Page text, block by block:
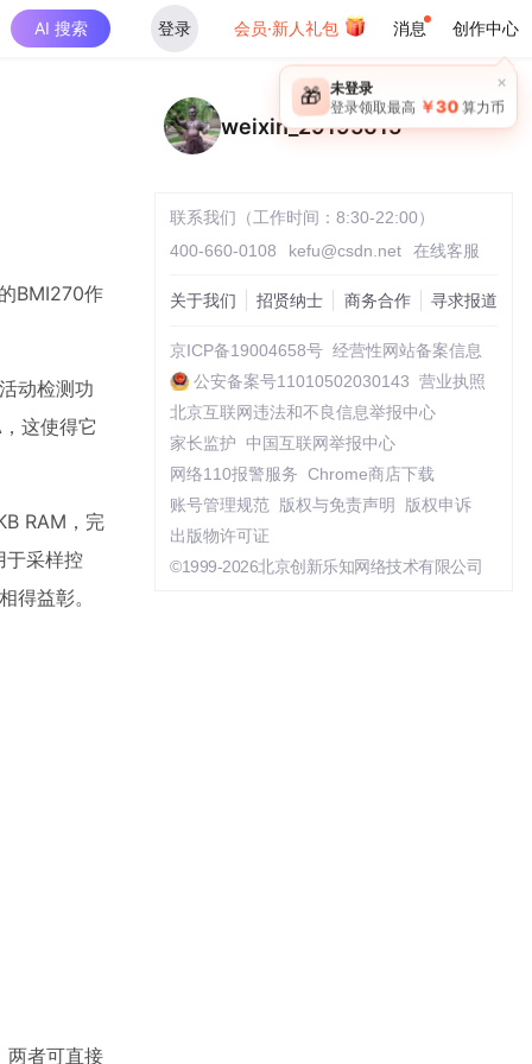
AI 搜索 登录 会员·新人礼包 消息 创作中心
×
🎁 未登录
登录领取最高 ￥30 算力币
BMI270作
动检测功
这使得它
RAM，完
于采样控
得益彰。
两者可直接
weixin_29195615
联系我们（工作时间：8:30-22:00）
400-660-0108
kefu@csdn.net 在线客服
关于我们 招贤纳士 商务合作 寻求报道
京ICP备19004658号 经营性网站备案信息
公安备案号11010502030143 营业执照
北京互联网违法和不良信息举报中心
家长监护
中国互联网举报中心
网络110报警服务 Chrome商店下载
账号管理规范
版权与免责声明
版权申诉
出版物许可证
©1999-2026北京创新乐知网络技术有限公司